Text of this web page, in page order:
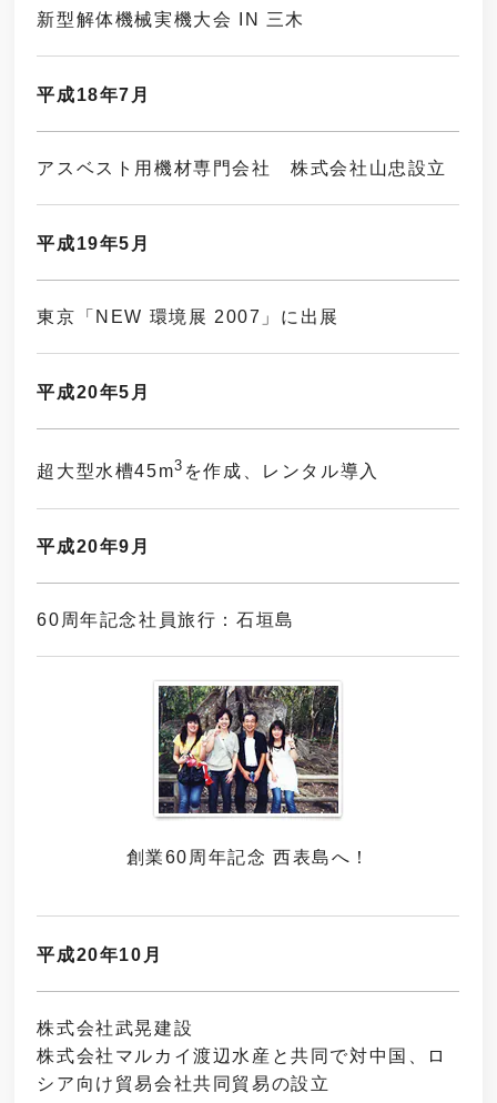
新型解体機械実機大会 IN 三木
平成18年7月
アスベスト用機材専門会社 株式会社山忠設立
平成19年5月
東京「NEW 環境展 2007」に出展
平成20年5月
超大型水槽45m3 を作成、レンタル導入
平成20年9月
60周年記念社員旅行：石垣島
創業60周年記念 西表島へ！
平成20年10月
株式会社武晃建設
株式会社マルカイ渡辺水産と共同で対中国、ロ
シア向け貿易会社共同貿易の設立